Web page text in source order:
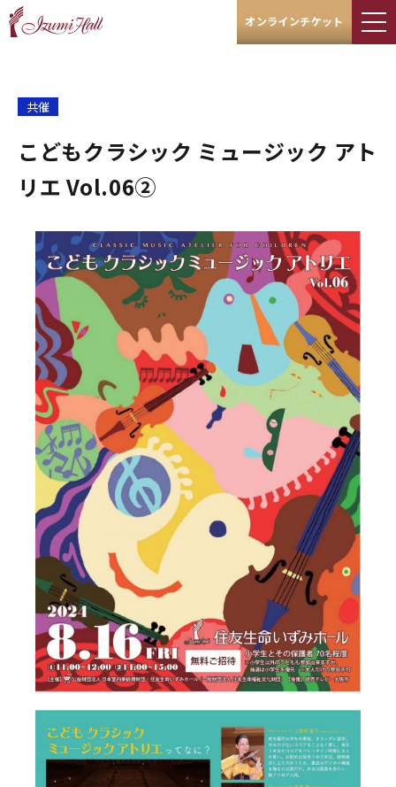
オンラインチケット
共催
こどもクラシック ミュージック アト
リエ Vol.06②